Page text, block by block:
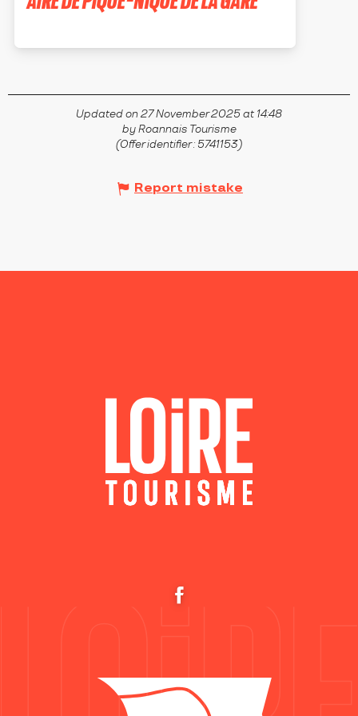
Updated on 27 November 2025 at 14:48
by Roannais Tourisme
(Offer identifier : 5741153)
Report mistake